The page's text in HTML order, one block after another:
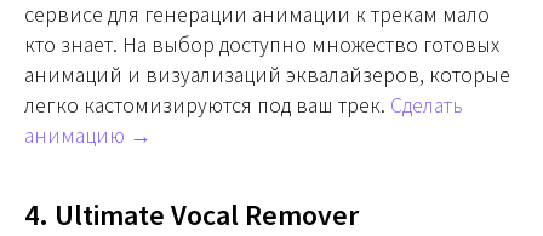
сервисе для генерации анимации к трекам мало
кто знает. На выбор доступно множество готовых
анимаций и визуализаций эквалайзеров, которые
легко кастомизируются под ваш трек. Сделать
анимацию →
4. Ultimate Vocal Remover